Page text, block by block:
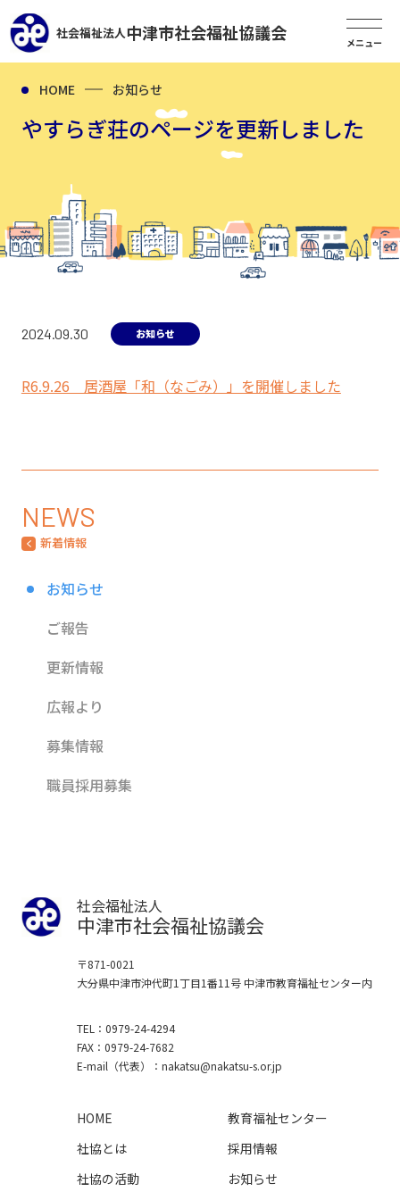
社会福祉法人中津市社会福祉協議会
HOME お知らせ
やすらぎ荘のページを更新しました
2024.09.30 お知らせ
R6.9.26 居酒屋「和（なごみ）」を開催しました
NEWS
新着情報
お知らせ
ご報告
更新情報
広報より
募集情報
職員採用募集
社会福祉法人
中津市社会福祉協議会
〒871-0021
大分県中津市沖代町1丁目1番11号 中津市教育福祉センター内
TEL
0979-24-4294
FAX
0979-24-7682
E-mail （代表） nakatsu nakatsu-s.or.jp
HOME
社協とは
社協の活動
教育福祉センター
採用情報
お知らせ